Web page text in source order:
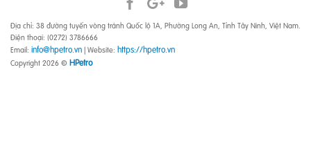
Địa chỉ: 38 đường tuyến vòng tránh Quốc lộ 1A, Phường Long An, Tỉnh Tây Ninh, Việt Nam.
Điện thoại: (0272) 3786666
Email: info@hpetro.vn | Website: https://hpetro.vn
Copyright 2026 © HPetro